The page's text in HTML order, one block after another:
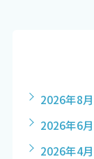
2026年8月
2026年6月
2026年4月